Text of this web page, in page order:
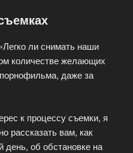
ли снимать наши
количестве желающих
даже за
к процессу съемки, я
рассказать вам, как
об обстановке на